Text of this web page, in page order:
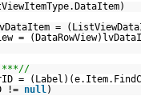
=
=
***//
=
!= null)